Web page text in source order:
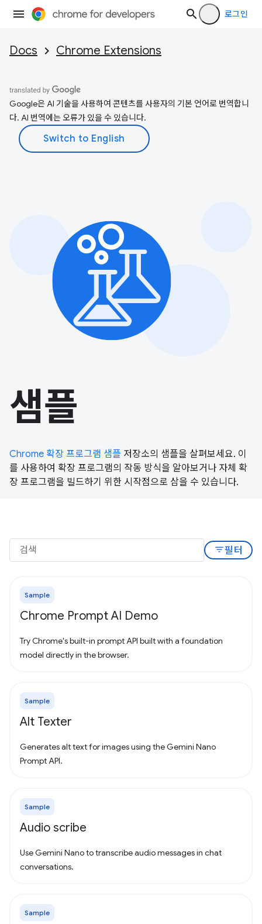
로그인
Docs Chrome Extensions
Google은 AI 기술을 사용하여 콘텐츠를 사용자의 기본 언어로 번역합니
다. AI 번역에는 오류가 있을 수 있습니다.
샘플
Chrome 확장 프로그램 샘플 저장소의 샘플을 살펴보세요. 이
를 사용하여 확장 프로그램의 작동 방식을 알아보거나 자체 확
장 프로그램을 빌드하기 위한 시작점으로 삼을 수 있습니다.
filter_list필터
Sample
Chrome Prompt AI Demo
Try Chrome's built-in prompt API built with a foundation
model directly in the browser.
Sample
Alt Texter
Generates alt text for images using the Gemini Nano
Prompt API.
Sample
Audio scribe
Use Gemini Nano to transcribe audio messages in chat
conversations.
Sample